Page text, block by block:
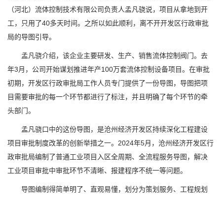
（河北）流体控制技术有限公司负责人孟凡骁说，项目从拿地到开
工，只用了40多天时间。之所以如此顺利，离不开开发区行政审批
局的导图引导。
孟凡骁介绍，该企业主要研发、生产、销售流体控制阀门。去
年3月，公司开始谋划推进年产100万套流体控制设备项目。在审批
初期，开发区行政审批局工作人员专门提供了一份导图，导图把项
目需要审批的每一个环节都进行了标注，并且明确了每个环节的牵
头部门。
孟凡骁口中的这份导图，是沧州经济开发区持续深化工程建设
项目审批制度改革的创新举措之一。2024年5月，沧州经济开发区行
政审批局编制了普通工业项目入区全周期、全流程服务导图，解决
工业项目审批中审批环节不清晰、报建程序不统一等问题。
导图编制得简单明了、直观易懂，划分为策划服务、工程规划